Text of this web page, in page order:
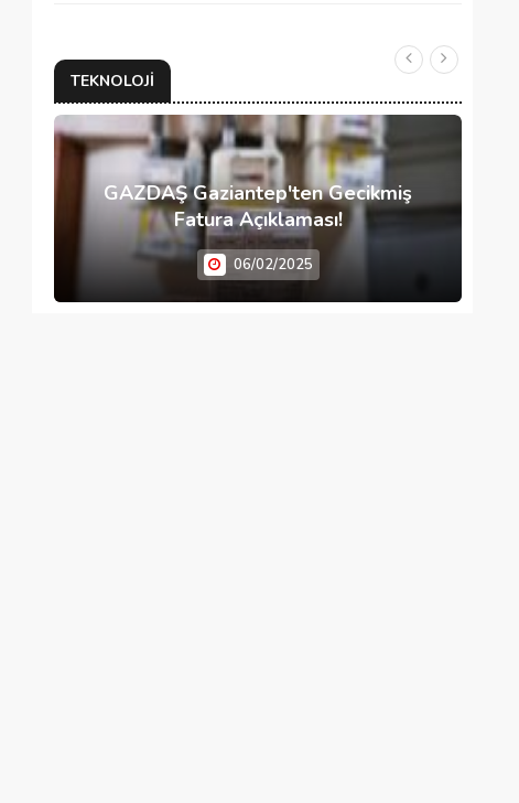
TEKNOLOJI
GAZDAŞ Gaziantep'ten Gecikmiş
Fatura Açıklaması!
06/02/2025